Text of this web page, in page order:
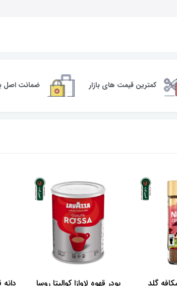
کمترین قیمت های بازار ضمانت اصل
گلد
پودر قهوه لاوازا کوالیتا روسا